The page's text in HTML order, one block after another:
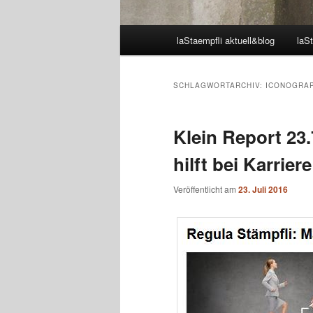
laStaempfli aktuell&blog
SCHLAGWORTARCHIV:
Klein Report
hilft bei Karriere
Veröffentlicht am 23. Juli 2016